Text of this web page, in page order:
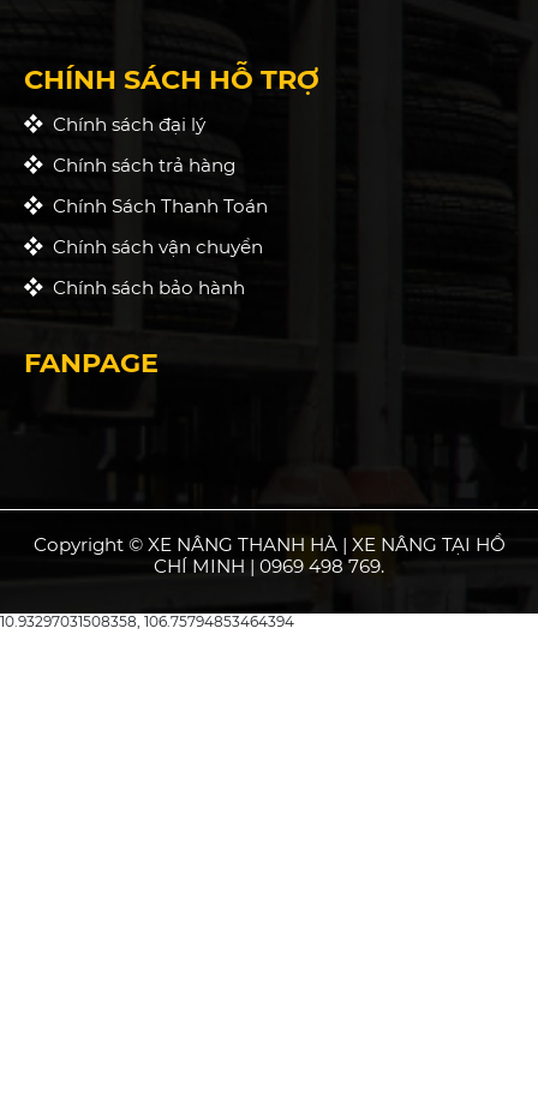
CHÍNH SÁCH HỖ TRỢ
Chính sách đại lý
Chính sách trả hàng
Chính Sách Thanh Toán
Chính sách vận chuyển
Chính sách bảo hành
FANPAGE
Copyright © XE NÂNG THANH HÀ | XE NÂNG TẠI HỒ
CHÍ MINH | 0969 498 769.
10.93297031508358, 106.75794853464394